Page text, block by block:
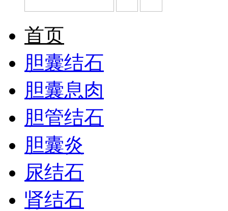
首页
胆囊结石
胆囊息肉
胆管结石
胆囊炎
尿结石
肾结石